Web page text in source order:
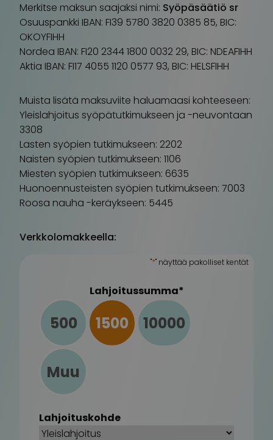
Merkitse maksun saajaksi nimi: Syöpäsäätiö sr
Osuuspankki IBAN: FI39 5780 3820 0385 85, BIC:
OKOYFIHH
Nordea IBAN: FI20 2344 1800 0032 29, BIC: NDEAFIHH
Aktia IBAN: FI17 4055 1120 0577 93, BIC: HELSFIHH
Muista lisätä maksuviite haluamaasi kohteeseen:
Yleislahjoitus syöpätutkimukseen ja -neuvontaan
3308
Lasten syöpien tutkimukseen: 2202
Naisten syöpien tutkimukseen: 1106
Miesten syöpien tutkimukseen: 6635
Huonoennusteisten syöpien tutkimukseen: 7003
Roosa nauha -keräykseen: 5445
Verkkolomakkeella:
"*" näyttää pakolliset kentät
Lahjoitussumma*
500 1500 10000
Muu
Lahjoituskohde